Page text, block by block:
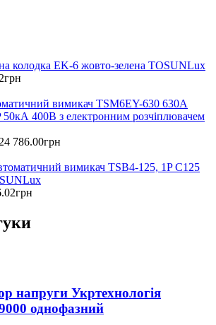
колодка EK-6 жовто-зелена TOSUNLux
грн
вимикач TSM6EY-630 630А
400B з електронним розчіплювачем
24 786.00грн
вимикач TSB4-125, 1P C125
.02грн
напруги Укртехнологія
однофазний